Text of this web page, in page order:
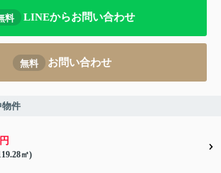
料 LINEからお問い合わせ
無料 お問い合わせ
物件
㎡)